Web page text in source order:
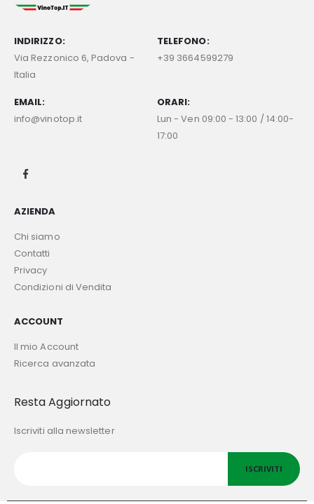
INDIRIZZO:
Via Rezzonico 6, Padova -
Italia
TELEFONO:
+39 3664599279
EMAIL:
info@vinotop.it
ORARI:
Lun - Ven 09:00 - 13:00 / 14:00-
17:00
AZIENDA
Chi siamo
Contatti
Privacy
Condizioni di Vendita
ACCOUNT
Il mio Account
Ricerca avanzata
Resta Aggiornato
Iscriviti alla newsletter
ISCRIVITI